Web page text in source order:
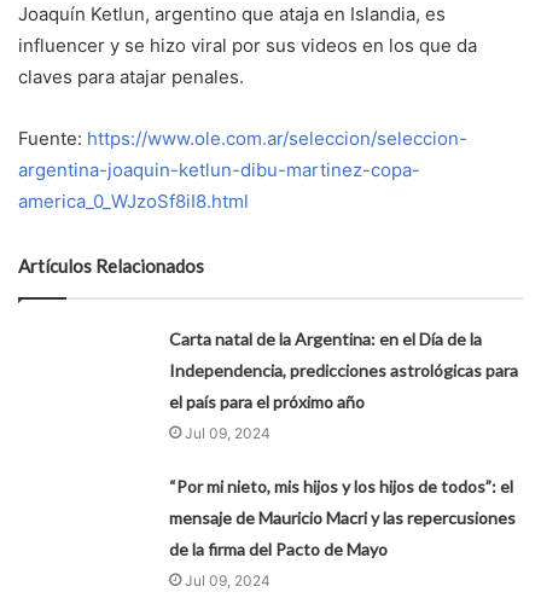
Joaquín Ketlun, argentino que ataja en Islandia, es
influencer y se hizo viral por sus videos en los que da
claves para atajar penales.
Fuente: https://www.ole.com.ar/seleccion/seleccion-
argentina-joaquin-ketlun-dibu-martinez-copa-
america_0_WJzoSf8iI8.html
Artículos Relacionados
Carta natal de la Argentina: en el Día de la
Independencia, predicciones astrológicas para
el país para el próximo año
Jul 09, 2024
“Por mi nieto, mis hijos y los hijos de todos”: el
mensaje de Mauricio Macri y las repercusiones
de la firma del Pacto de Mayo
Jul 09, 2024